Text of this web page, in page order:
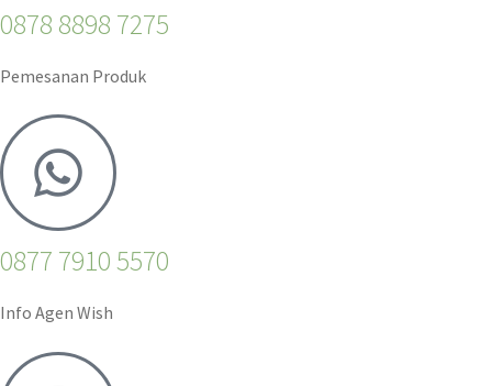
0878 8898 7275
Pemesanan Produk
0877 7910 5570
Info Agen Wish